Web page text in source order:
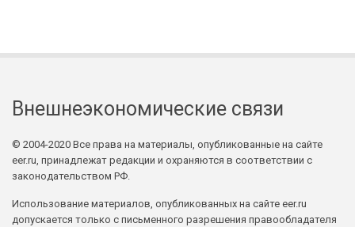
Внешнеэкономические связи
© 2004-2020 Все права на материалы, опубликованные на сайте
eer.ru, принадлежат редакции и охраняются в соответствии с
законодательством РФ.
Использование материалов, опубликованных на сайте eer.ru
допускается только с письменного разрешения правообладателя